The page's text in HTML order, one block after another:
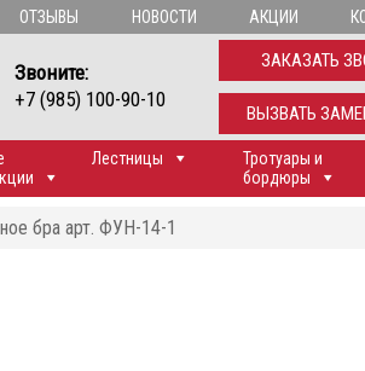
ОТЗЫВЫ НОВОСТИ АКЦИИ
Звоните:
+7 (985) 100-90-10
ЗАКАЗАТЬ
ВЫЗВАТЬ
Лестницы
Тротуары и
бордюры
бра арт. ФУН-14-1